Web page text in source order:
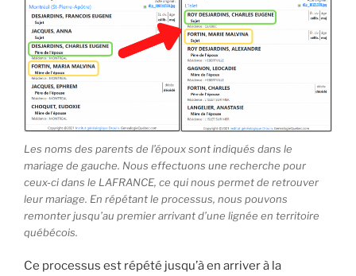
Les noms des parents de l’époux sont indiqués dans le
mariage de gauche. Nous effectuons une recherche pour
ceux-ci dans le LAFRANCE, ce qui nous permet de retrouver
leur mariage. En répétant le processus, nous pouvons
remonter jusqu’au premier arrivant d’une lignée en territoire
québécois.
Ce processus est répété jusqu’à en arriver à la